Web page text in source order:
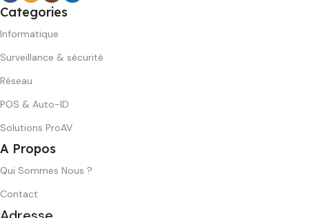
Categories
Informatique
Surveillance & sécurité
Réseau
POS & Auto-ID
Solutions ProAV
A Propos
Qui Sommes Nous ?
Contact